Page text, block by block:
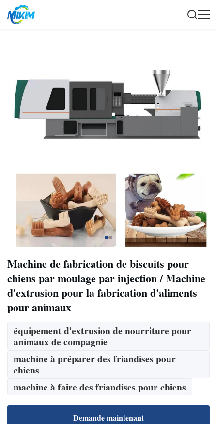
Machine de fabrication de biscuits pour
chiens par moulage par injection / Machine
d'extrusion pour la fabrication d'aliments
pour animaux
équipement d'extrusion de nourriture pour
animaux de compagnie
machine à préparer des friandises pour
chiens
machine à faire des friandises pour chiens
Demande maintenant